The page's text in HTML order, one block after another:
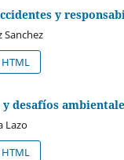
y
Sanchez
HTML
desafíos
Lazo
HTML